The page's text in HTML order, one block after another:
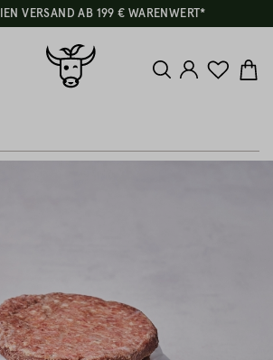
VERSAND AB 199 € WARENWERT*